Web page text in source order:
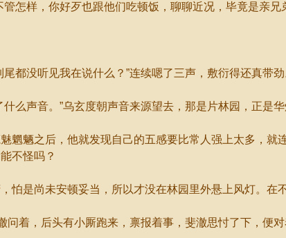
样，你好歹也跟他们吃顿饭，聊聊近况，毕竟是亲兄
没听见我在说什么？”连续嗯了三声，敷衍得还真带劲
声音。”乌玄度朝声音来源望去，那是片林园，正是华
魉之后，他就发现自己的五感要比常人强上太多，就
不怪吗？
是尚未安顿妥当，所以才没在林园里外悬上风灯。在不
着，后头有小厮跑来，禀报着事，斐澈思忖了下，便